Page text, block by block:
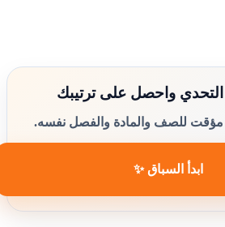
واحصل على ترتيبك
مؤقت للصف والمادة والفصل نفسه.
ابدأ السباق ✨